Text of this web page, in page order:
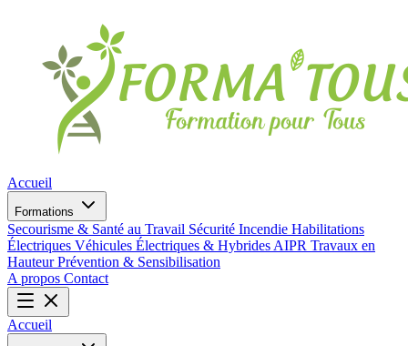
Accueil
Formations
Secourisme & Santé au Travail Sécurité Incendie Habilitations
Électriques Véhicules Électriques & Hybrides AIPR Travaux en
HauteurPrévention & Sensibilisation
A propos Contact
Accueil